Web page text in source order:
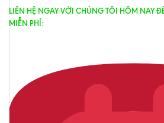
LIÊN HỆ NGAY VỚI CHÚNG TÔI HÔM NAY
MIỄN PHÍ: